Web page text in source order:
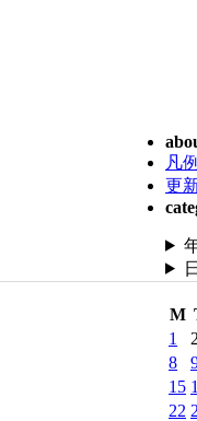
凡例
更
M
1 2
8
15
22